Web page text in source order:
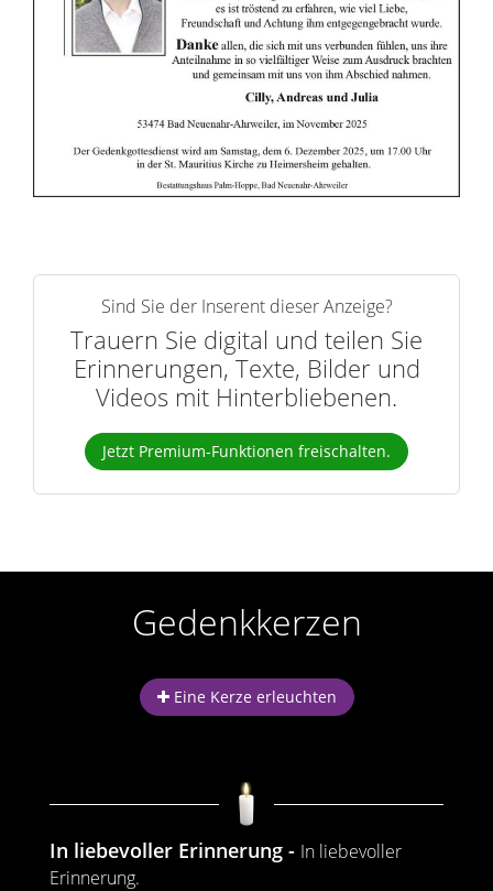
e
r
n
Sind Sie der Inserent dieser Anzeige?
Trauern Sie digital und teilen Sie
Erinnerungen, Texte, Bilder und
Videos mit Hinterbliebenen.
Jetzt Premium-Funktionen freischalten.
Gedenkkerzen
Eine Kerze erleuchten
In liebevoller Erinnerung
In liebevoller
Erinnerung.